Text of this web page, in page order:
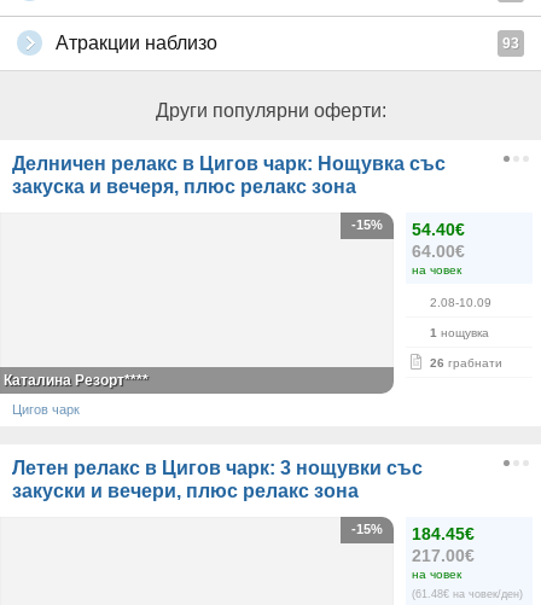
Атракции наблизо 93
Други популярни оферти:
Делничен релакс в Цигов чарк: Нощувка със
закуска и вечеря, плюс релакс зона
54.40€
64.00€
на човек
2.08-10.09
1 нощувка
26 грабнати
-15%
Каталина Резорт****
Цигов чарк
Летен релакс в Цигов чарк: 3 нощувки със
закуски и вечери, плюс релакс зона
184.45€
217.00€
на човек
(61.48€ на човек/ден)
-15%